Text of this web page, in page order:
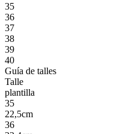
35
36
37
38
39
40
Guía de talles
Talle
plantilla
35
22,5cm
36